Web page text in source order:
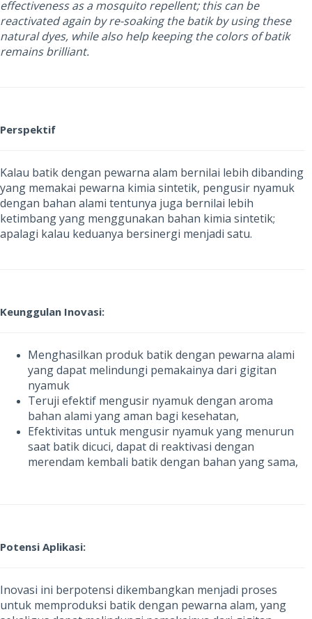
effectiveness as a mosquito repellent; this can be
reactivated again by re-soaking the batik by using these
natural dyes, while also help keeping the colors of batik
remains brilliant.
Perspektif
Kalau batik dengan pewarna alam bernilai lebih dibanding
yang memakai pewarna kimia sintetik, pengusir nyamuk
dengan bahan alami tentunya juga bernilai lebih
ketimbang yang menggunakan bahan kimia sintetik;
apalagi kalau keduanya bersinergi menjadi satu.
Keunggulan Inovasi:
Menghasilkan produk batik dengan pewarna alami
yang dapat melindungi pemakainya dari gigitan
nyamuk
Teruji efektif mengusir nyamuk dengan aroma
bahan alami yang aman bagi kesehatan,
Efektivitas untuk mengusir nyamuk yang menurun
saat batik dicuci, dapat di reaktivasi dengan
merendam kembali batik dengan bahan yang sama,
Potensi Aplikasi:
Inovasi ini berpotensi dikembangkan menjadi proses
untuk memproduksi batik dengan pewarna alam, yang